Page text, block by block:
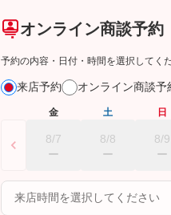
オンライン商談予約
予約の内容・日付・時間を選択してくだ
来店予約 オンライン商談予
金
8/7
土
8/8
日
8/9